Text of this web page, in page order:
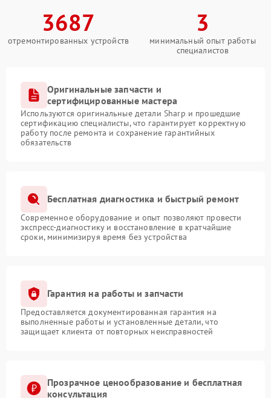
3687
отремонтированных устройств
3
минимальный опыт работы
специалистов
Оригинальные запчасти и
сертифицированные мастера
Используются оригинальные детали Sharp и прошедшие
сертификацию специалисты, что гарантирует корректную
работу после ремонта и сохранение гарантийных
обязательств
Бесплатная диагностика и быстрый ремонт
Современное оборудование и опыт позволяют провести
экспресс-диагностику и восстановление в кратчайшие
сроки, минимизируя время без устройства
Гарантия на работы и запчасти
Предоставляется документированная гарантия на
выполненные работы и установленные детали, что
защищает клиента от повторных неисправностей
Прозрачное ценообразование и бесплатная
консультация